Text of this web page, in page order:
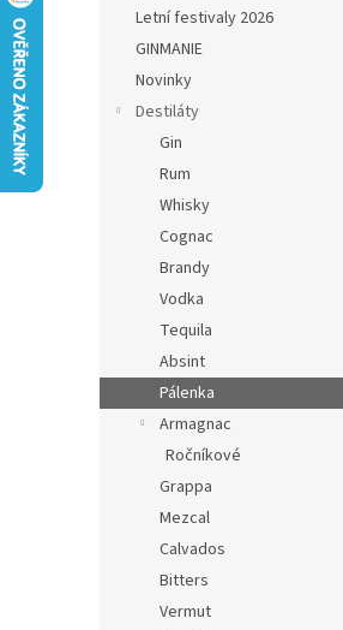
Letní festivaly 2026
GINMANIE
Novinky
Destiláty
Gin
Rum
Whisky
Cognac
Brandy
Vodka
Tequila
Absint
Pálenka
Armagnac
Ročníkové
Grappa
Mezcal
Calvados
Bitters
Vermut